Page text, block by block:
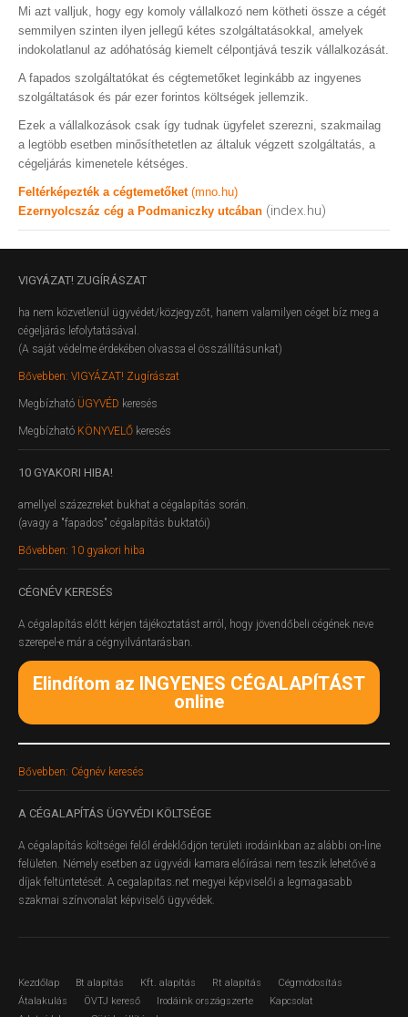
Mi azt valljuk, hogy egy komoly vállalkozó nem kötheti össze a cégét
semmilyen szinten ilyen jellegű kétes szolgáltatásokkal, amelyek
indokolatlanul az adóhatóság kiemelt célpontjává teszik vállalkozását.
A fapados szolgáltatókat és cégtemetőket leginkább az ingyenes
szolgáltatások és pár ezer forintos költségek jellemzik.
Ezek a vállalkozások csak így tudnak ügyfelet szerezni, szakmailag
a legtöbb esetben minősíthetetlen az általuk végzett szolgáltatás, a
cégeljárás kimenetele kétséges.
Feltérképezték a cégtemetőket (mno.hu)
Ezernyolcszáz cég a Podmaniczky utcában (index.hu)
VIGYÁZAT! ZUGÍRÁSZAT
ha nem közvetlenül ügyvédet/közjegyzőt, hanem valamilyen céget bíz meg a
cégeljárás lefolytatásával.
(A saját védelme érdekében olvassa el összállításunkat)
Bővebben: VIGYÁZAT! Zugírászat
Megbízható ÜGYVÉD keresés
Megbízható KÖNYVELŐ keresés
10 GYAKORI HIBA!
amellyel százezreket bukhat a cégalapítás során.
(avagy a "fapados" cégalapítás buktatói)
Bővebben: 10 gyakori hiba
CÉGNÉV KERESÉS
A cégalapítás előtt kérjen tájékoztatást arról, hogy jövendőbeli cégének neve
szerepel-e már a cégnyilvántarásban.
Elindítom az INGYENES CÉGALAPÍTÁST
online
Bővebben: Cégnév keresés
A CÉGALAPÍTÁS ÜGYVÉDI KÖLTSÉGE
A cégalapítás költségei felől érdeklődjön területi irodáinkban az alábbi on-line
felületen. Némely esetben az ügyvédi kamara előírásai nem teszik lehetővé a
díjak feltüntetését. A cegalapitas.net megyei képviselői a legmagasabb
szakmai színvonalat képviselő ügyvédek.
Kezdőlap Bt alapítás Kft. alapítás Rt alapítás
Cégmódosítás
Átalakulás
ÖVTJ kereső Irodáink országszerte
Kapcsolat